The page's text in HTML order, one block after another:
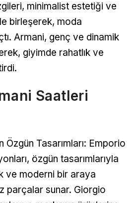
minimalist estetiği ve
birleşerek, moda
Armani, genç ve dinamik
giyimde rahatlık ve
Saatleri
Özgün Tasarımları: Emporio
özgün tasarımlarıyla
ve moderni bir araya
parçalar sunar. Giorgio